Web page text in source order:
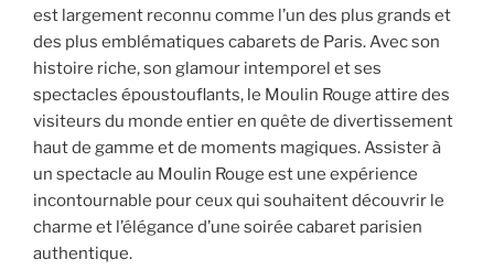
est largement reconnu comme l’un des plus grands et
des plus emblématiques cabarets de Paris. Avec son
histoire riche, son glamour intemporel et ses
spectacles époustouflants, le Moulin Rouge attire des
visiteurs du monde entier en quête de divertissement
haut de gamme et de moments magiques. Assister à
un spectacle au Moulin Rouge est une expérience
incontournable pour ceux qui souhaitent découvrir le
charme et l’élégance d’une soirée cabaret parisien
authentique.